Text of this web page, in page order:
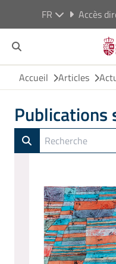
FR Accès
Accueil Articles
Publications